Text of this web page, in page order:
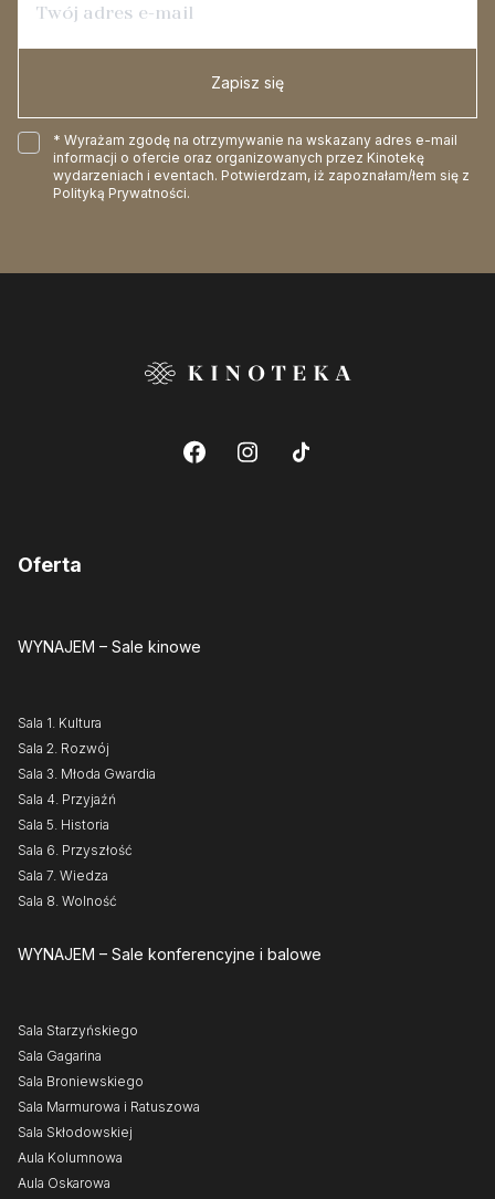
Zapisz się
* Wyrażam zgodę na otrzymywanie na wskazany adres e-mail
informacji o ofercie oraz organizowanych przez Kinotekę
wydarzeniach i eventach. Potwierdzam, iż zapoznałam/łem się z
Polityką Prywatności.
Oferta
WYNAJEM – Sale kinowe
Sala 1. Kultura
Sala 2. Rozwój
Sala 3. Młoda Gwardia
Sala 4. Przyjaźń
Sala 5. Historia
Sala 6. Przyszłość
Sala 7. Wiedza
Sala 8. Wolność
WYNAJEM – Sale konferencyjne i balowe
Sala Starzyńskiego
Sala Gagarina
Sala Broniewskiego
Sala Marmurowa i Ratuszowa
Sala Skłodowskiej
Aula Kolumnowa
Aula Oskarowa